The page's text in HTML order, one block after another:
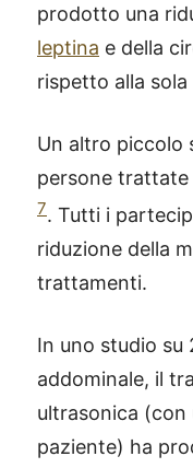
prodotto una
leptina e della
rispetto alla sola
Un altro piccolo
persone
7. Tutti i
riduzione della
trattamenti.
In uno studio su
addominale, il
ultrasonica (con
paziente) ha